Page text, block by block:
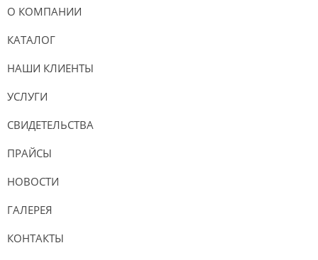
О КОМПАНИИ
КАТАЛОГ
НАШИ КЛИЕНТЫ
УСЛУГИ
СВИДЕТЕЛЬСТВА
ПРАЙСЫ
НОВОСТИ
ГАЛЕРЕЯ
КОНТАКТЫ